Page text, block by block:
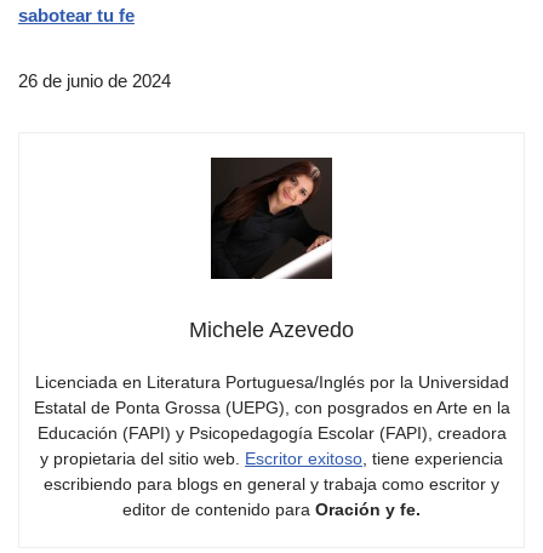
sabotear tu fe
26 de junio de 2024
Michele Azevedo
Licenciada en Literatura Portuguesa/Inglés por la Universidad
Estatal de Ponta Grossa (UEPG), con posgrados en Arte en la
Educación (FAPI) y Psicopedagogía Escolar (FAPI), creadora
y propietaria del sitio web. Escritor exitoso, tiene experiencia
escribiendo para blogs en general y trabaja como escritor y
editor de contenido para Oración y fe.